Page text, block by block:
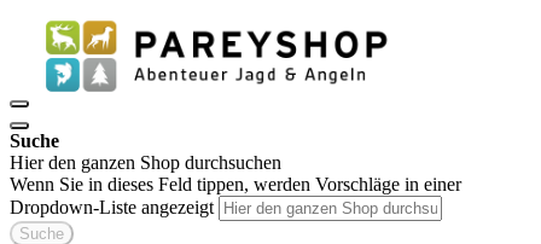
Suche
Hier den ganzen Shop durchsuchen
Wenn Sie in dieses Feld tippen, werden Vorschläge in einer
Dropdown-Liste angezeigt
Suche